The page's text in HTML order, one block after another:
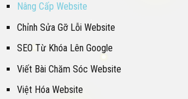
Nâng Cấp Website
Chỉnh Sửa Gỡ Lỗi Website
SEO Từ Khóa Lên Google
Viết Bài Chăm Sóc Website
Việt Hóa Website